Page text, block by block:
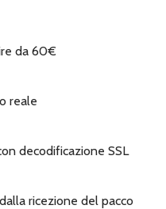
da 60€
reale
decodificazione SSL
ricezione del pacco